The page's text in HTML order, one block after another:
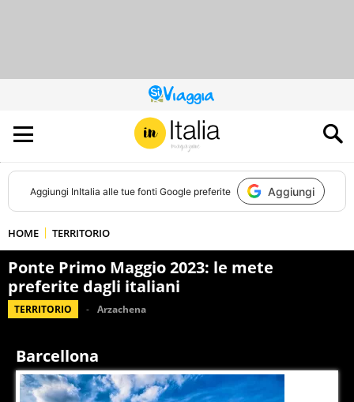
QUESTO
SITO
CONTRIBUISCE
ALL’AUDIENCE
DI
Aggiungi InItalia alle tue fonti Google preferite Aggiungi
HOME TERRITORIO
Ponte Primo Maggio 2023: le mete
preferite dagli italiani
TERRITORIO Arzachena
Barcellona